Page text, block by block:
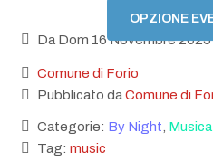
OPZIONE
Da Dom 16 Novembre
Comune di Forio
Pubblicato daComune di
Categorie: By Night Musica
Tag: music